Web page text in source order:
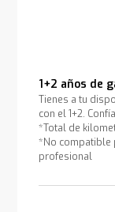
1+2 años de
Tienes a tu
con el 1+2.
*Total de
*No compatible
profesional